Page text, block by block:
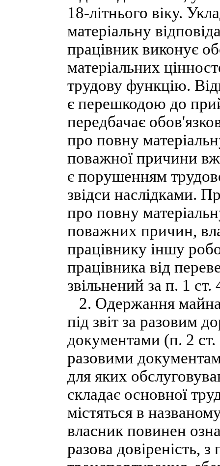
18-літнього віку.
матеріальну
працівник виконує
матеріальних
трудову функцію.
є перешкодою до
передбачає
про повну
поважної причини
є порушенням
звідси наслідками.
про повну
поважних причин,
працівнику іншу
працівника від
звільнений за п. 1
2. Одержання майна
під звіт за разовим
документами (п. 2 ст.
разовими
для яких
складає основної
містяться в
власник повинен
разова довіреність,